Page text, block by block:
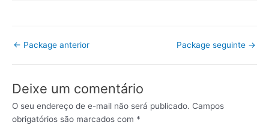
← Package anterior Package seguinte →
Deixe um comentário
O seu endereço de e-mail não será publicado. Campos
obrigatórios são marcados com *